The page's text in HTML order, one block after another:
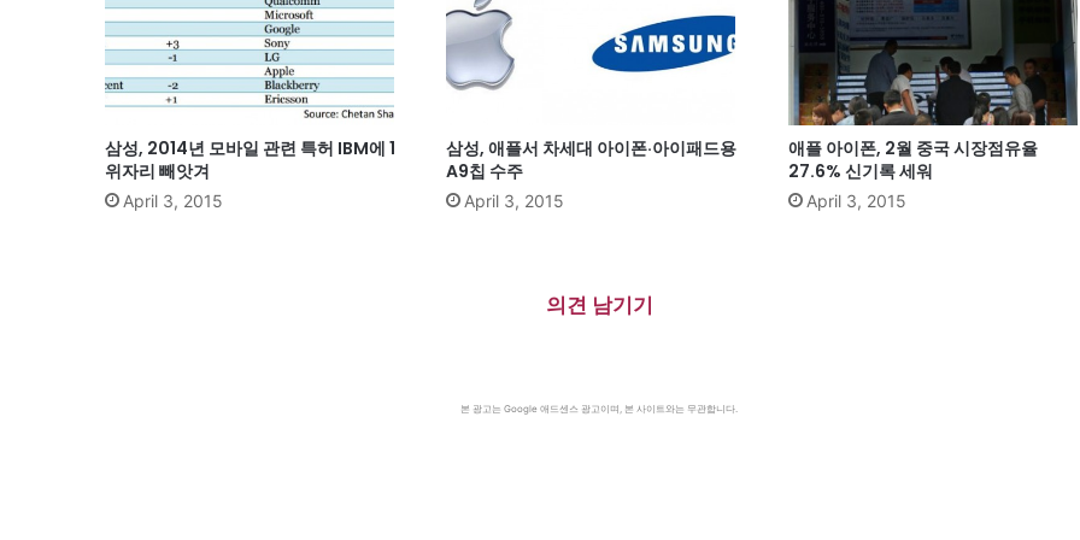
삼성, 2014년 모바일 관련 특허 IBM에 1
위자리 빼앗겨
April 3, 2015
삼성, 애플서 차세대 아이폰·아이패드용
A9칩 수주
April 3, 2015
애플 아이폰, 2월 중국 시장점유율
27.6% 신기록 세워
April 3, 2015
의견 남기기
본 광고는 Google 애드센스 광고이며, 본 사이트와는 무관합니다.